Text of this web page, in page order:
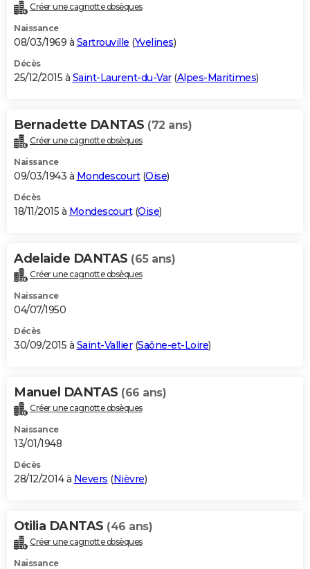
Créer une cagnotte obsèques
Naissance
08/03/1969 à Sartrouville (Yvelines)
Décès
25/12/2015 à Saint-Laurent-du-Var(Alpes-Maritimes)
Bernadette DANTAS (72 ans)
Créer une cagnotte obsèques
Naissance
09/03/1943 à Mondescourt(Oise)
Décès
18/11/2015 à Mondescourt(Oise)
Adelaide DANTAS (65 ans)
Créer une cagnotte obsèques
Naissance
04/07/1950
Décès
30/09/2015 à Saint-Vallier(Saône-et-Loire)
Manuel DANTAS (66 ans)
Créer une cagnotte obsèques
Naissance
13/01/1948
Décès
28/12/2014 à Nevers (Nièvre)
Otilia DANTAS (46 ans)
Créer une cagnotte obsèques
Naissance